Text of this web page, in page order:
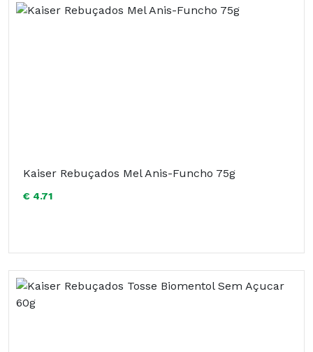
Kaiser Rebuçados Mel Anis-Funcho 75g
€ 4.71